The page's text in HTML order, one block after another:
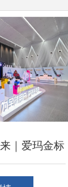
｜爱玛金标
重庆圆满举